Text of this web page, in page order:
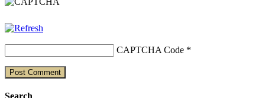
CAPTCHA Code *